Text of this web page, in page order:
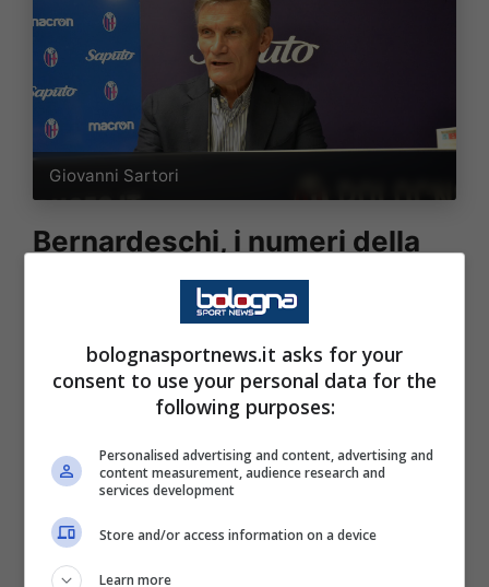
Giovanni Sartori
Bernardeschi, i numeri della
sua stagione
dettagli, vestirà la maglia rossoblù e andrà a
rinforzare il reparto offensivo. Nell’ultimo
anno in MLS ha disputato 15 partite
segnando 4 gol e fornendo 3 assist. L’ex
Juventus e Fiorentina ha due ore fa salutato
Toronto con un post su Instagram, con la
bolognasportnews.it asks for your
consent to use your personal data for the
following purposes:
Personalised advertising and content, advertising and
content measurement, audience research and
services development
Store and/or access information on a device
Learn more